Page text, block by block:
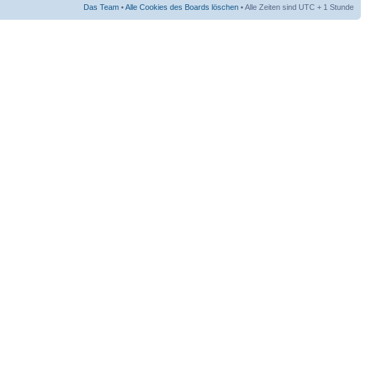
Das Team •Alle Cookies des Boards löschen • Alle Zeiten sind UTC + 1 Stunde